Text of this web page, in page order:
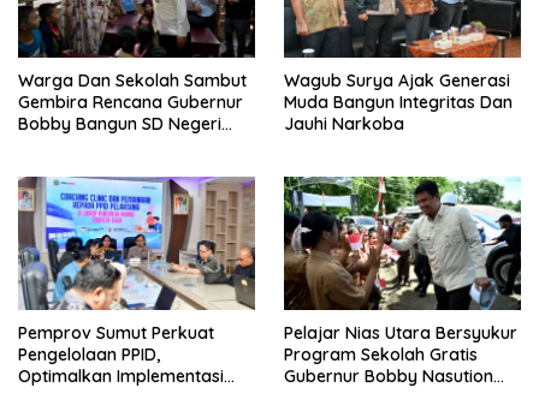
Warga Dan Sekolah Sambut
Gembira Rencana Gubernur
Bobby Bangun SD Negeri
Wagub Surya Ajak Generasi
Muda Bangun Integritas Dan
Jauhi Narkoba
Pemprov Sumut Perkuat
Pengelolaan PPID,
Optimalkan Implementasi
Pelajar Nias Utara Bersyukur
Program Sekolah Gratis
Gubernur Bobby Nasution